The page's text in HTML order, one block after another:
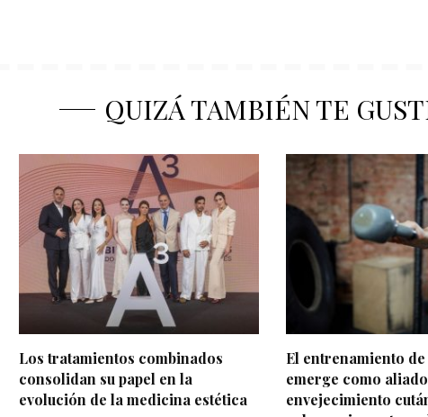
QUIZÁ TAMBIÉN TE
Los tratamientos combinados
consolidan su papel en la
evolución de la medicina estética
El entrenamiento
emerge como
envejecimiento